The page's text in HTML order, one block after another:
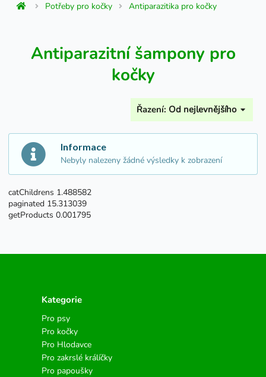
Potřeby pro kočky Antiparazitika pro kočky
Antiparazitní šampony pro
kočky
Řazení: Od nejlevnějšího
Informace
Nebyly nalezeny žádné výsledky k zobrazení
catChildrens 1.488582
paginated 15.313039
getProducts 0.001795
Kategorie
Pro psy
Pro kočky
Pro Hlodavce
Pro zakrslé králíčky
Pro papoušky